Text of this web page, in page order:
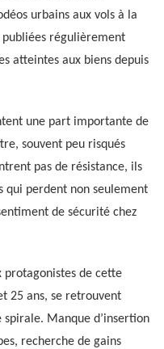
urbains aux vols à la
régulièrement
atteintes aux biens depuis
une part importante de
souvent peu risqués
pas de résistance, ils
perdent non seulement
de sécurité chez
protagonistes de cette
25 ans, se retrouvent
Manque d’insertion
recherche de gains